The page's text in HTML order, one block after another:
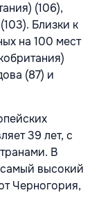
(106),
Близки к
на 100 мест
(87) и
39 лет, с
В
высокий
Черногория,